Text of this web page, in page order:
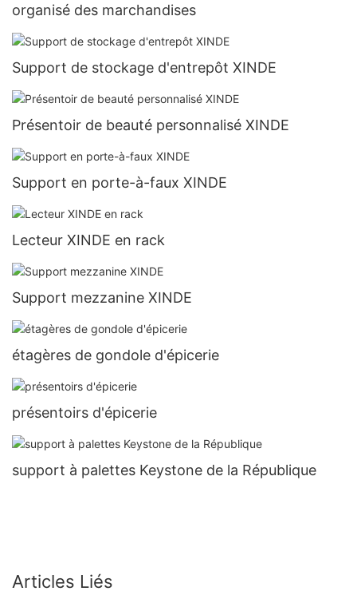
organisé des marchandises
Support de stockage d'entrepôt XINDE
Présentoir de beauté personnalisé XINDE
Support en porte-à-faux XINDE
Lecteur XINDE en rack
Support mezzanine XINDE
étagères de gondole d'épicerie
présentoirs d'épicerie
support à palettes Keystone de la République
Articles Liés